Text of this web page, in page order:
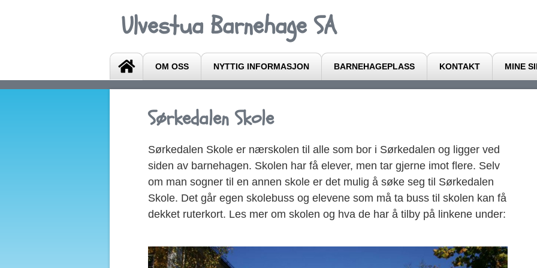
Ulvestua Barnehage SA
OM OSS NYTTIG INFORMASJON BARNEHAGEPLASS KONTAKT MINE
Sørkedalen Skole
Sørkedalen Skole er nærskolen til alle som bor i Sørkedalen og ligger ved
siden av barnehagen. Skolen har få elever, men tar gjerne imot flere. Selv
om man sogner til en annen skole er det mulig å søke seg til Sørkedalen
Skole. Det går egen skolebuss og elevene som må ta buss til skolen kan få
dekket ruterkort. Les mer om skolen og hva de har å tilby på linkene under: